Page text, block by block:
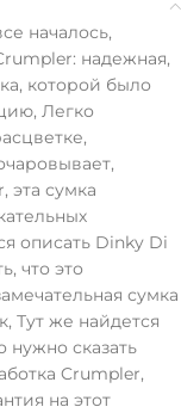
началось,
надежная,
которой было
Легко
эта сумка
описать Dinky Di
что это
сумка
Тут же найдется
нужно сказать
Crumpler,
на этот